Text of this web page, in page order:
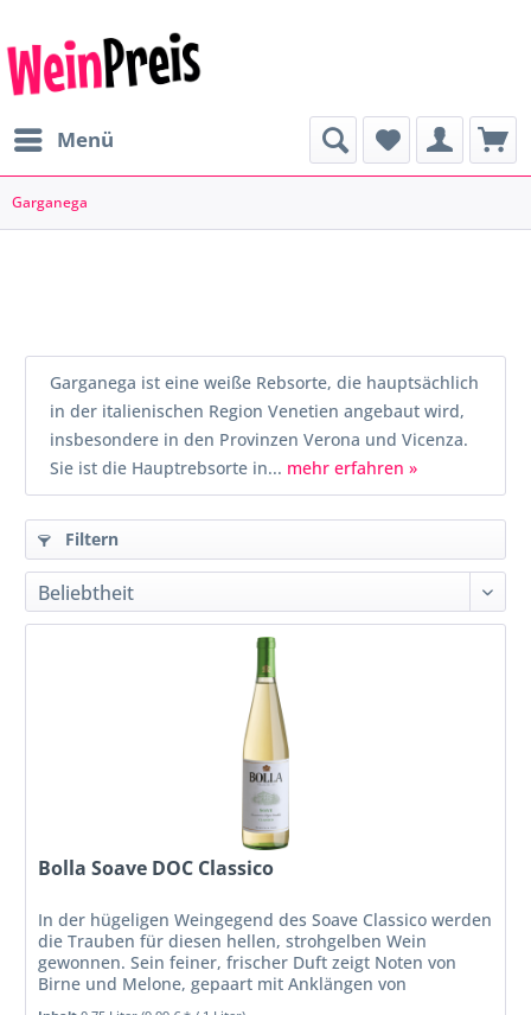
Menü
Garganega
Garganega ist eine weiße Rebsorte, die hauptsächlich
in der italienischen Region Venetien angebaut wird,
insbesondere in den Provinzen Verona und Vicenza.
Sie ist die Hauptrebsorte in... mehr erfahren »
Filtern
Bolla Soave DOC Classico
In der hügeligen Weingegend des Soave Classico werden
die Trauben für diesen hellen, strohgelben Wein
gewonnen. Sein feiner, frischer Duft zeigt Noten von
Birne und Melone, gepaart mit Anklängen von
exotischen Früchten und Akazienhonig....